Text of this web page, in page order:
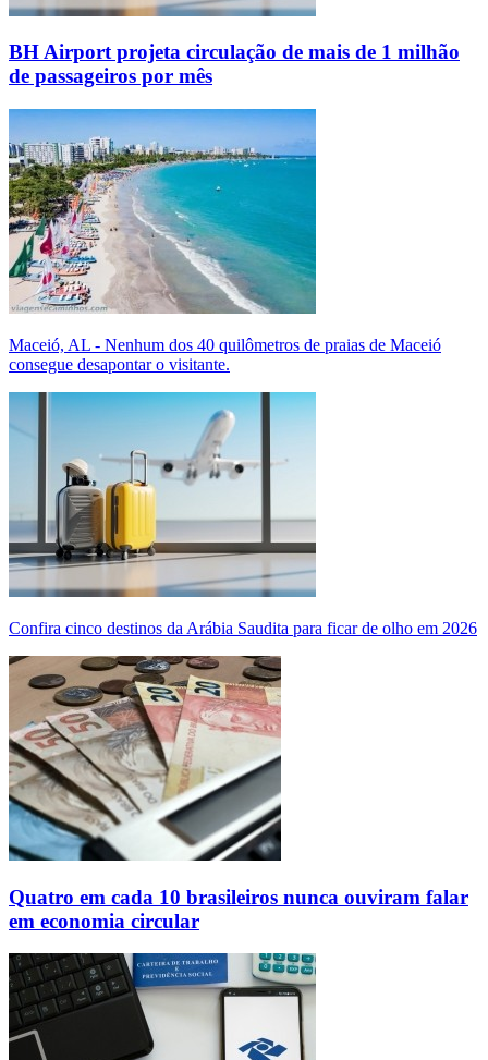
BH Airport projeta circulação de mais de 1 milhão
de passageiros por mês
Maceió, AL - Nenhum dos 40 quilômetros de praias de Maceió
consegue desapontar o visitante.
Confira cinco destinos da Arábia Saudita para ficar de olho em 2026
Quatro em cada 10 brasileiros nunca ouviram falar
em economia circular